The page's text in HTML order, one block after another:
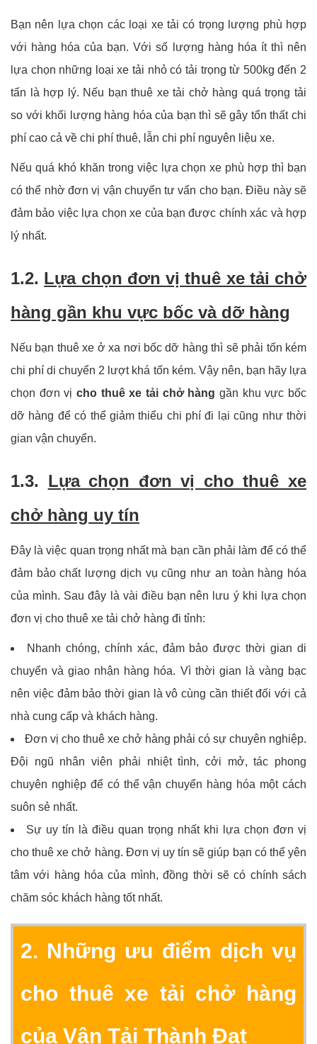
Bạn nên lựa chọn các loại xe tải có trọng lượng phù hợp
với hàng hóa của bạn. Với số lượng hàng hóa ít thì nên
lựa chọn những loại xe tải nhỏ có tải trọng từ 500kg đến 2
tấn là hợp lý. Nếu bạn thuê xe tải chở hàng quá trọng tải
so với khối lượng hàng hóa của bạn thì sẽ gây tổn thất chi
phí cao cả về chi phí thuê, lẫn chi phí nguyên liệu xe.
Nếu quá khó khăn trong việc lựa chọn xe phù hợp thì bạn
có thể nhờ đơn vị vận chuyển tư vấn cho bạn. Điều này sẽ
đảm bảo việc lựa chọn xe của bạn được chính xác và hợp
lý nhất.
1.2. Lựa chọn đơn vị thuê xe tải chở
hàng gần khu vực bốc và dỡ hàng
Nếu bạn thuê xe ở xa nơi bốc dỡ hàng thì sẽ phải tốn kém
chi phí di chuyển 2 lượt khá tốn kém. Vậy nên, bạn hãy lựa
chọn đơn vị cho thuê xe tải chở hàng gần khu vực bốc
dỡ hàng để có thể giảm thiểu chi phí đi lại cũng như thời
gian vận chuyển.
1.3. Lựa chọn đơn vị cho thuê xe
chở hàng uy tín
Đây là việc quan trọng nhất mà bạn cần phải làm để có thể
đảm bảo chất lượng dịch vụ cũng như an toàn hàng hóa
của mình. Sau đây là vài điều bạn nên lưu ý khi lựa chọn
đơn vị cho thuê xe tải chở hàng đi tỉnh:
Nhanh chóng, chính xác, đảm bảo được thời gian di
chuyển và giao nhận hàng hóa. Vì thời gian là vàng bạc
nên việc đảm bảo thời gian là vô cùng cần thiết đối với cả
nhà cung cấp và khách hàng.
Đơn vị cho thuê xe chở hàng phải có sự chuyên nghiệp.
Đội ngũ nhân viên phải nhiệt tình, cởi mở, tác phong
chuyên nghiệp để có thể vận chuyển hàng hóa một cách
suôn sẻ nhất.
Sự uy tín là điều quan trọng nhất khi lựa chọn đơn vị
cho thuê xe chở hàng. Đơn vị uy tín sẽ giúp bạn có thể yên
tâm với hàng hóa của mình, đồng thời sẽ có chính sách
chăm sóc khách hàng tốt nhất.
2. Những ưu điểm dịch vụ
cho thuê xe tải chở hàng
của Vận Tải Thành Đạt